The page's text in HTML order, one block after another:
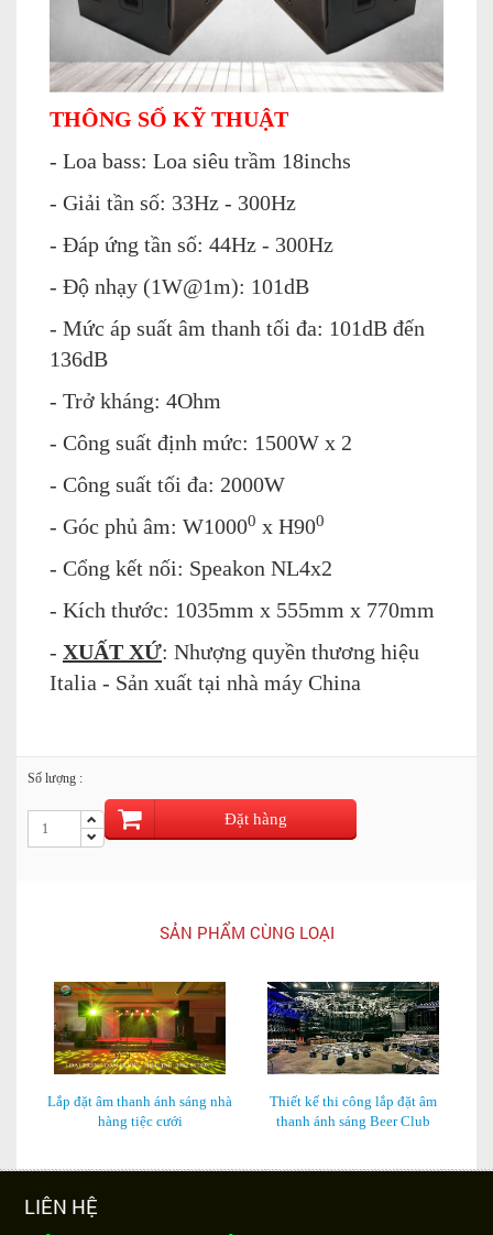
THÔNG SỐ KỸ THUẬT
- Loa bass: Loa siêu trầm 18inchs
- Giải tần số: 33Hz - 300Hz
- Đáp ứng tần số: 44Hz - 300Hz
- Độ nhạy (1W@1m): 101dB
- Mức áp suất âm thanh tối đa: 101dB đến
136dB
- Trở kháng: 4Ohm
- Công suất định mức: 1500W x 2
- Công suất tối đa: 2000W
- Góc phủ âm: W10000 x H900
- Cổng kết nối: Speakon NL4x2
- Kích thước: 1035mm x 555mm x 770mm
- XUẤT XỨ: Nhượng quyền thương hiệu
Italia - Sản xuất tại nhà máy China
Số lượng :
Đặt hàng
SẢN PHẨM CÙNG LOẠI
Lắp đặt âm thanh ánh sáng nhà
hàng tiệc cưới
Thiết kế thi công lắp đặt âm
thanh ánh sáng Beer Club
LIÊN HỆ